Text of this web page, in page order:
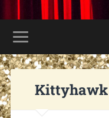
Kittyhawk